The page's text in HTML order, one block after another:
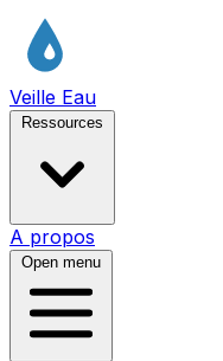
Veille Eau
Ressources
A propos
Open menu